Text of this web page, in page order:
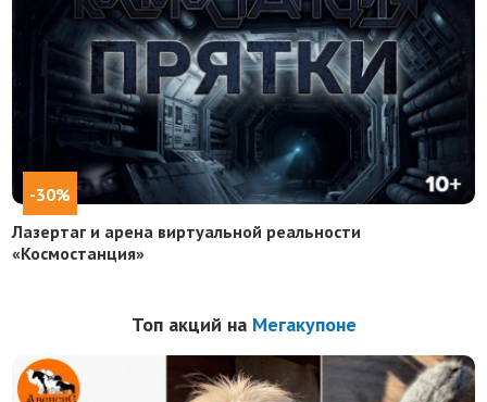
-30%
Лазертаг и арена виртуальной реальности
«Космостанция»
Топ акций на Мегакупоне